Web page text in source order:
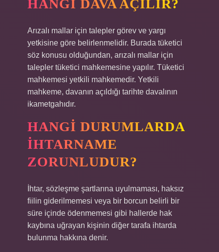
HANGI DAVA AÇILIR?
Arızalı mallar için talepler görev ve yargı
yetkisine göre belirlenmelidir. Burada tüketici
söz konusu olduğundan, arızalı mallar için
talepler tüketici mahkemesine yapılır. Tüketici
mahkemesi yetkili mahkemedir. Yetkili
mahkeme, davanın açıldığı tarihte davalının
ikametgahıdır.
HANGI DURUMLARDA
IHTARNAME
ZORUNLUDUR?
İhtar, sözleşme şartlarına uyulmaması, haksız
fiilin giderilmemesi veya bir borcun belirli bir
süre içinde ödenmemesi gibi hallerde hak
kaybına uğrayan kişinin diğer tarafa ihtarda
bulunma hakkına denir.